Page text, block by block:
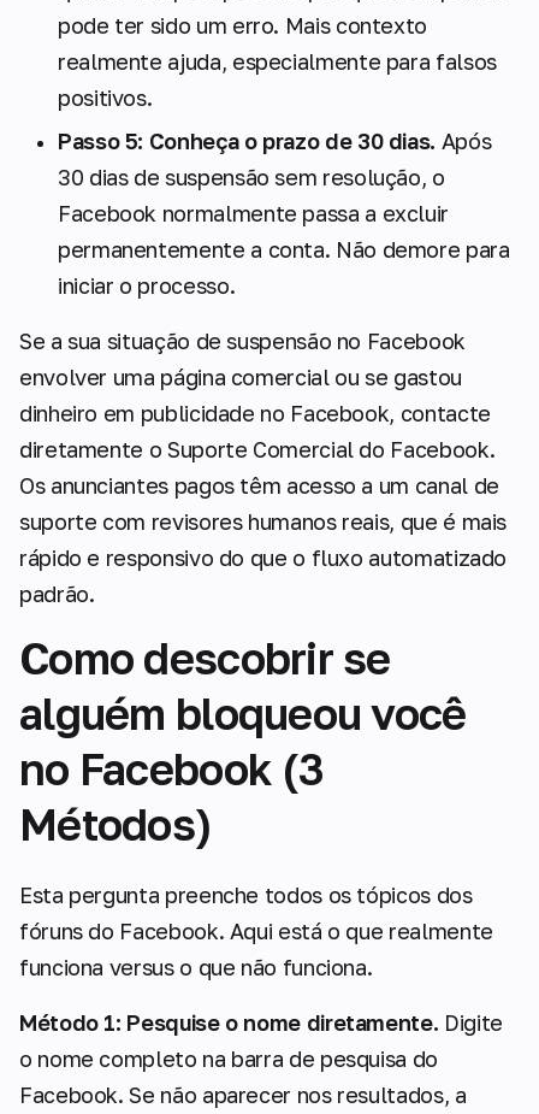
pode ter sido um erro. Mais contexto
realmente ajuda, especialmente para falsos
positivos.
Passo 5: Conheça o prazo de 30 dias. Após
30 dias de suspensão sem resolução, o
Facebook normalmente passa a excluir
permanentemente a conta. Não demore para
iniciar o processo.
Se a sua situação de suspensão no Facebook
envolver uma página comercial ou se gastou
dinheiro em publicidade no Facebook, contacte
diretamente o Suporte Comercial do Facebook.
Os anunciantes pagos têm acesso a um canal de
suporte com revisores humanos reais, que é mais
rápido e responsivo do que o fluxo automatizado
padrão.
Como descobrir se
alguém bloqueou você
no Facebook (3
Métodos)
Esta pergunta preenche todos os tópicos dos
fóruns do Facebook. Aqui está o que realmente
funciona versus o que não funciona.
Método 1: Pesquise o nome diretamente. Digite
o nome completo na barra de pesquisa do
Facebook. Se não aparecer nos resultados, a